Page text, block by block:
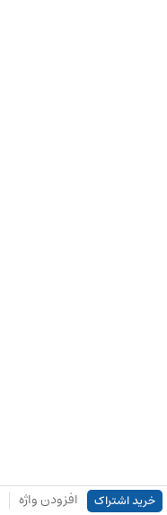
خرید اشتراک افزودن واژه